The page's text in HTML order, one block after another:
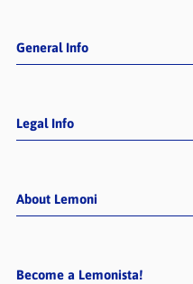
General Info
Legal Info
About Lemoni
Become a Lemonista!